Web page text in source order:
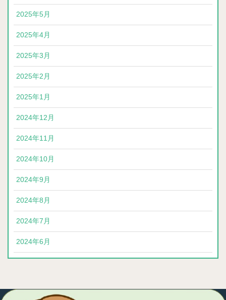
2025年5月
2025年4月
2025年3月
2025年2月
2025年1月
2024年12月
2024年11月
2024年10月
2024年9月
2024年8月
2024年7月
2024年6月